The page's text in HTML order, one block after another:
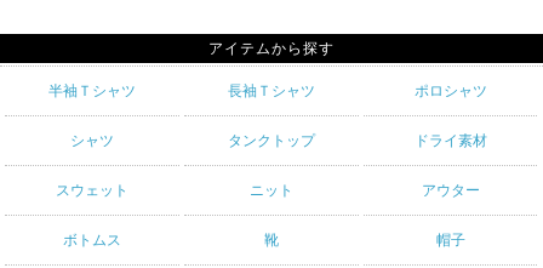
アイテムから探す
半袖Ｔシャツ 長袖Ｔシャツ ポロシャツ
シャツ タンクトップ ドライ素材
スウェット ニット アウター
ボトムス 靴 帽子